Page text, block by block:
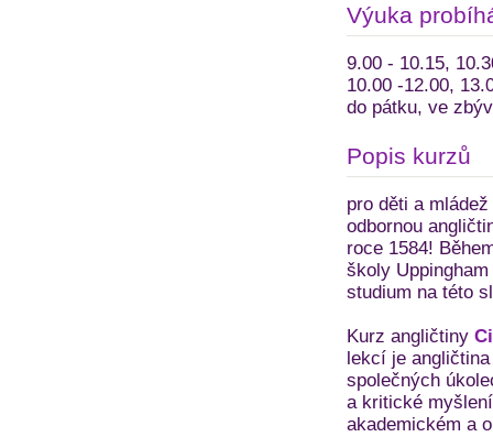
Výuka
9.00 - 10.15,
10.00 -12.00,
do pátku, ve
Popis kurzů
pro děti a
odbornou
roce 1584!
školy
studium na této
Kurz angličtiny
lekcí je
společných
a kritické
akademickém a